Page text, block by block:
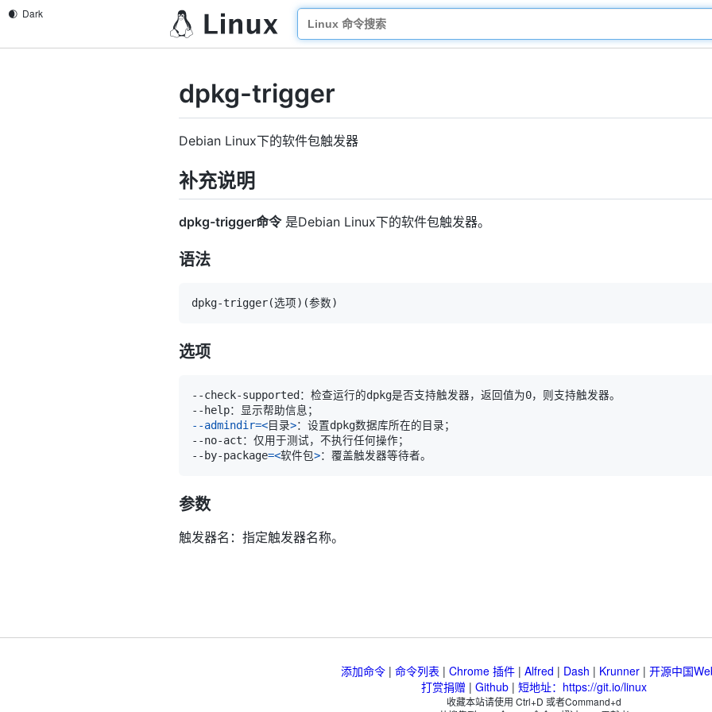
dpkg-trigger
Debian Linux下的软件包触发器
补充说明
dpkg-trigger命令是Debian Linux下的软件包触发器。
语法
dpkg-trigger(选项) (参数)
选项
--admindir=<目录>
--by-package=<软件包>
参数
触发器名：指定触发器名称。
添加命令| 命令列表 | Chrome 插件| Alfred | Dash | Krunner| 开源中国
打赏捐赠 | Github | 短地址：https://git.io/linux
收藏本站请使用 Ctrl+D 或者Command+d